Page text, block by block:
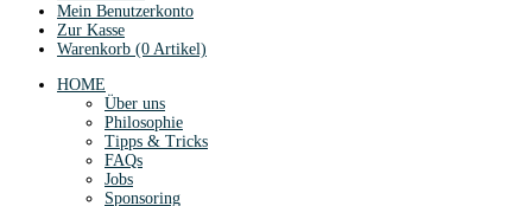
Mein Benutzerkonto
Zur Kasse
Warenkorb (0 Artikel)
HOME
Über uns
Philosophie
Tipps & Tricks
FAQs
Jobs
Sponsoring